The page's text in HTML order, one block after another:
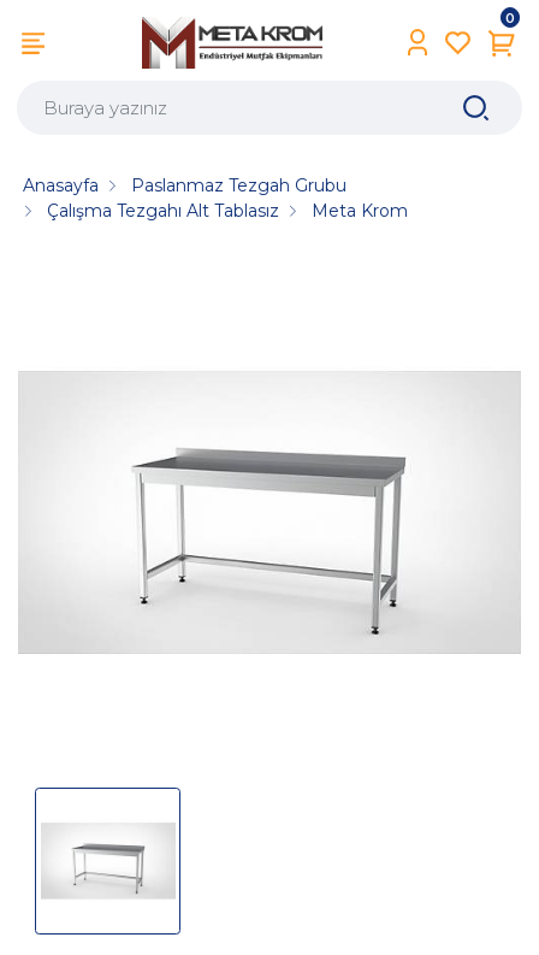
0
Anasayfa
Paslanmaz Tezgah Grubu
Çalışma Tezgahı Alt Tablasız
Meta Krom